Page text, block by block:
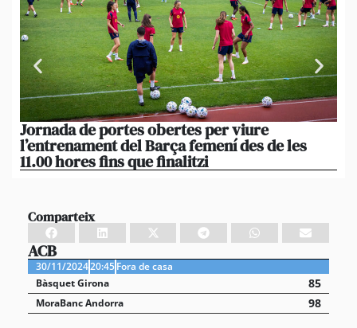
Jornada de portes obertes per viure
l’entrenament del Barça femení des de les
11.00 hores fins que finalitzi
Comparteix
ACB
30/11/202420:45Fora de casa
Bàsquet Girona
85
MoraBanc Andorra 98